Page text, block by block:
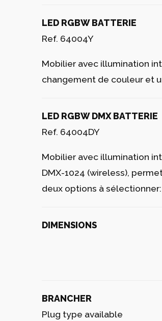
LED RGBW BATTERIE
Ref. 64004Y
Mobilier avec illumination
changement de couleur et
LED RGBW DMX BATTERIE
Ref. 64004DY
Mobilier avec illumination
DMX-1024 (wireless),
deux options à sélectionner:
DIMENSIONS
BRANCHER
Plug type available